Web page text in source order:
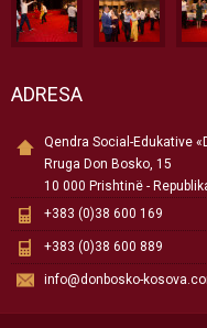
ADRESA
Qendra Social-Edukative
Rruga Don Bosko, 15
10 000 Prishtinë -
+383 (0)38 600 169
+383 (0)38 600 889
info@donbosko-